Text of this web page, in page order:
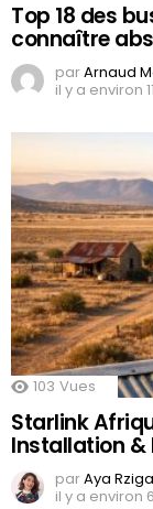
Top 18 des
connaître
parArnaud
il y a environ
103 Vues
Starlink
Installation &
parAya Rziga
il y a environ